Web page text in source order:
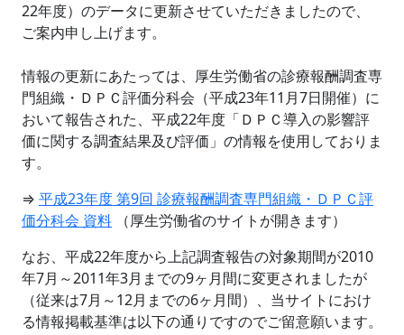
22年度）のデータに更新させていただきましたので、
ご案内申し上げます。
情報の更新にあたっては、厚生労働省の診療報酬調査専
門組織・ＤＰＣ評価分科会（平成23年11月7日開催）に
おいて報告された、平成22年度「ＤＰＣ導入の影響評
価に関する調査結果及び評価」の情報を使用しておりま
す。
⇒ 平成23年度 第9回 診療報酬調査専門組織・ＤＰＣ評
価分科会 資料 （厚生労働省のサイトが開きます）
なお、平成22年度から上記調査報告の対象期間が2010
年7月～2011年3月までの9ヶ月間に変更されましたが
（従来は7月～12月までの6ヶ月間）、当サイトにおけ
る情報掲載基準は以下の通りですのでご留意願います。